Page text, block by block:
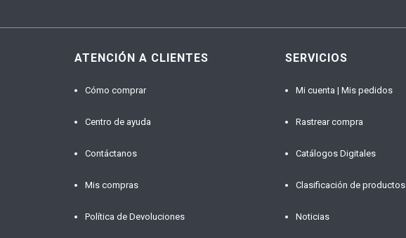
ATENCIÓN A CLIENTES
Cómo comprar
Centro de ayuda
Contáctanos
Mis compras
Política de Devoluciones
SERVICIOS
Mi cuenta | Mis pedidos
Rastrear compra
Catálogos Digitales
Clasificación de productos
Noticias